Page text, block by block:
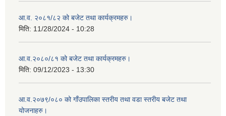
आ.व. २०८१/८२ को बजेट तथा कार्यक्रमहरु।
मिति: 11/28/2024 - 10:28
आ.व.२०८०/८१ को बजेट तथा कार्यक्रमहरु।
मिति: 09/12/2023 - 13:30
आ.व.२०७९/०८० को गाँउपालिका स्तरीय तथा वडा स्तरीय बजेट तथा
योजनाहरु।